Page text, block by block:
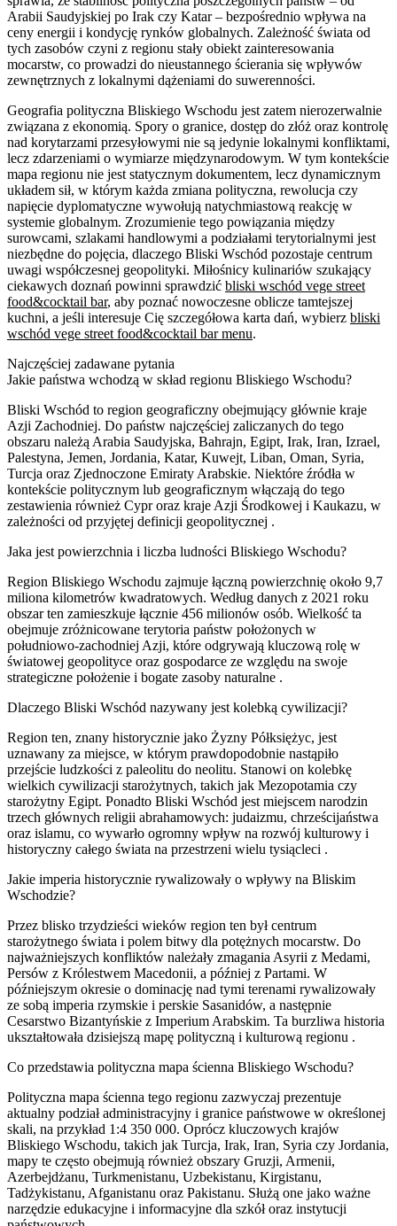
Arabii Saudyjskiej po Irak czy Katar – bezpośrednio wpływa na
ceny energii i kondycję rynków globalnych. Zależność świata od
tych zasobów czyni z regionu stały obiekt zainteresowania
mocarstw, co prowadzi do nieustannego ścierania się wpływów
zewnętrznych z lokalnymi dążeniami do suwerenności.
Geografia polityczna Bliskiego Wschodu jest zatem nierozerwalnie
związana z ekonomią. Spory o granice, dostęp do złóż oraz kontrolę
nad korytarzami przesyłowymi nie są jedynie lokalnymi konfliktami,
lecz zdarzeniami o wymiarze międzynarodowym. W tym kontekście
mapa regionu nie jest statycznym dokumentem, lecz dynamicznym
układem sił, w którym każda zmiana polityczna, rewolucja czy
napięcie dyplomatyczne wywołują natychmiastową reakcję w
systemie globalnym. Zrozumienie tego powiązania między
surowcami, szlakami handlowymi a podziałami terytorialnymi jest
niezbędne do pojęcia, dlaczego Bliski Wschód pozostaje centrum
uwagi współczesnej geopolityki. Miłośnicy kulinariów szukający
ciekawych doznań powinni sprawdzić bliski wschód vege street
food&cocktail bar, aby poznać nowoczesne oblicze tamtejszej
kuchni, a jeśli interesuje Cię szczegółowa karta dań, wybierz bliski
wschód vege street food&cocktail bar menu.
Najczęściej zadawane pytania
Jakie państwa wchodzą w skład regionu Bliskiego Wschodu?
Bliski Wschód to region geograficzny obejmujący głównie kraje
Azji Zachodniej. Do państw najczęściej zaliczanych do tego
obszaru należą Arabia Saudyjska, Bahrajn, Egipt, Irak, Iran, Izrael,
Palestyna, Jemen, Jordania, Katar, Kuwejt, Liban, Oman, Syria,
Turcja oraz Zjednoczone Emiraty Arabskie. Niektóre źródła w
kontekście politycznym lub geograficznym włączają do tego
zestawienia również Cypr oraz kraje Azji Środkowej i Kaukazu, w
zależności od przyjętej definicji geopolitycznej .
Jaka jest powierzchnia i liczba ludności Bliskiego Wschodu?
Region Bliskiego Wschodu zajmuje łączną powierzchnię około 9,7
miliona kilometrów kwadratowych. Według danych z 2021 roku
obszar ten zamieszkuje łącznie 456 milionów osób. Wielkość ta
obejmuje zróżnicowane terytoria państw położonych w
południowo-zachodniej Azji, które odgrywają kluczową rolę w
światowej geopolityce oraz gospodarce ze względu na swoje
strategiczne położenie i bogate zasoby naturalne .
Dlaczego Bliski Wschód nazywany jest kolebką cywilizacji?
Region ten, znany historycznie jako Żyzny Półksiężyc, jest
uznawany za miejsce, w którym prawdopodobnie nastąpiło
przejście ludzkości z paleolitu do neolitu. Stanowi on kolebkę
wielkich cywilizacji starożytnych, takich jak Mezopotamia czy
starożytny Egipt. Ponadto Bliski Wschód jest miejscem narodzin
trzech głównych religii abrahamowych: judaizmu, chrześcijaństwa
oraz islamu, co wywarło ogromny wpływ na rozwój kulturowy i
historyczny całego świata na przestrzeni wielu tysiącleci .
Jakie imperia historycznie rywalizowały o wpływy na Bliskim
Wschodzie?
Przez blisko trzydzieści wieków region ten był centrum
starożytnego świata i polem bitwy dla potężnych mocarstw. Do
najważniejszych konfliktów należały zmagania Asyrii z Medami,
Persów z Królestwem Macedonii, a później z Partami. W
późniejszym okresie o dominację nad tymi terenami rywalizowały
ze sobą imperia rzymskie i perskie Sasanidów, a następnie
Cesarstwo Bizantyńskie z Imperium Arabskim. Ta burzliwa historia
ukształtowała dzisiejszą mapę polityczną i kulturową regionu .
Co przedstawia polityczna mapa ścienna Bliskiego Wschodu?
Polityczna mapa ścienna tego regionu zazwyczaj prezentuje
aktualny podział administracyjny i granice państwowe w określonej
skali, na przykład 1:4 350 000. Oprócz kluczowych krajów
Bliskiego Wschodu, takich jak Turcja, Irak, Iran, Syria czy Jordania,
mapy te często obejmują również obszary Gruzji, Armenii,
Azerbejdżanu, Turkmenistanu, Uzbekistanu, Kirgistanu,
Tadżykistanu, Afganistanu oraz Pakistanu. Służą one jako ważne
narzędzie edukacyjne i informacyjne dla szkół oraz instytucji